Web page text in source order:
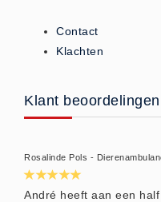
Noodproducten
Brand (9)
Verslikken en verstikken
Oogdouche - Spoeling
Contact
Klachten
Klant beoordelingen
Rosalinde Pols -
André heeft aan een